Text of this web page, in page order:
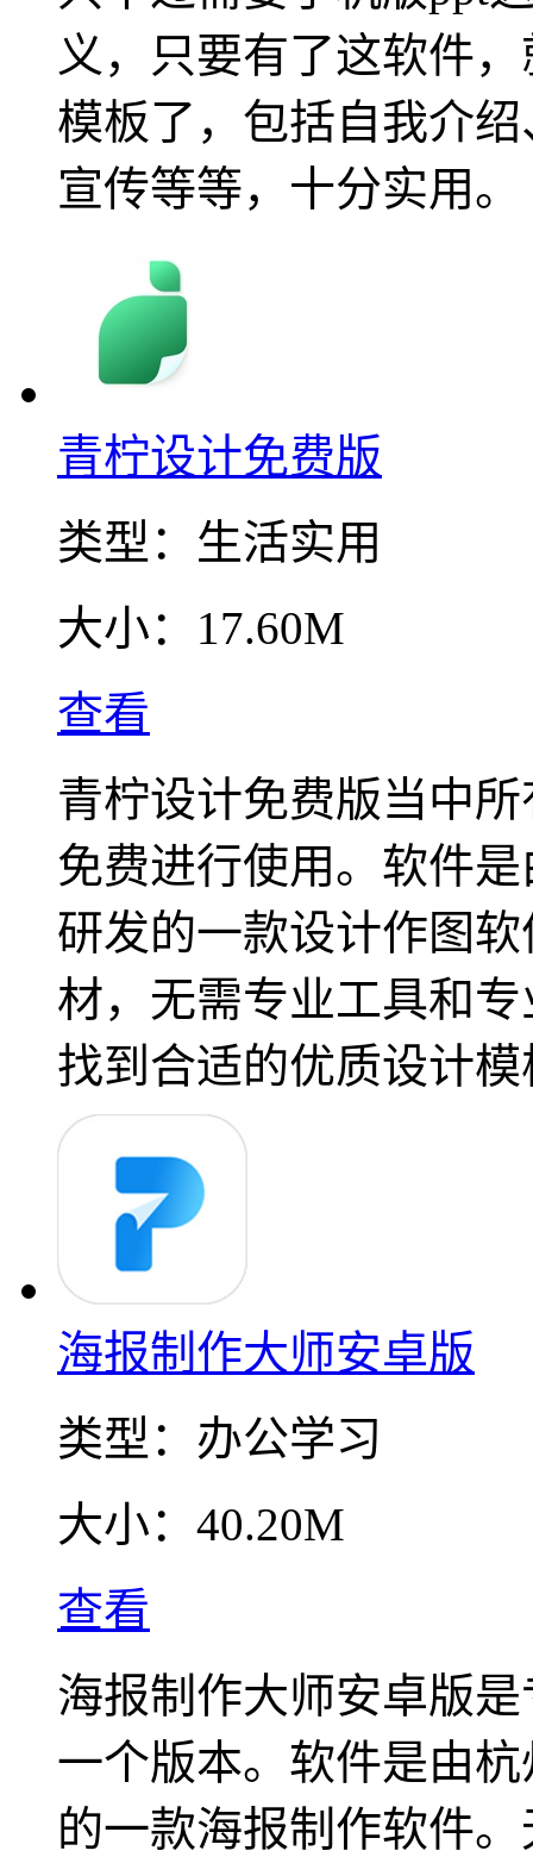
义，只要有了这软件
模板了，包括自我介
宣传等等，十分实用。
青柠设计免费版
类型： 生活实用
大小： 17.60M
查看
青柠设计免费版当中
免费进行使用。软件
研发的一款设计作图
材，无需专业工具和
找到合适的优质设计
海报制作大师安卓版
类型： 办公学习
大小： 40.20M
查看
海报制作大师安卓版
一个版本。软件是由
的一款海报制作软件